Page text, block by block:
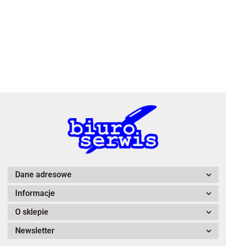
A4 Tech
Dane adresowe
Informacje
O sklepie
Newsletter